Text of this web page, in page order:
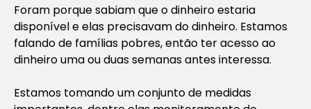
Foram porque sabiam que o dinheiro estaria
disponível e elas precisavam do dinheiro. Estamos
falando de famílias pobres, então ter acesso ao
dinheiro uma ou duas semanas antes interessa.
Estamos tomando um conjunto de medidas